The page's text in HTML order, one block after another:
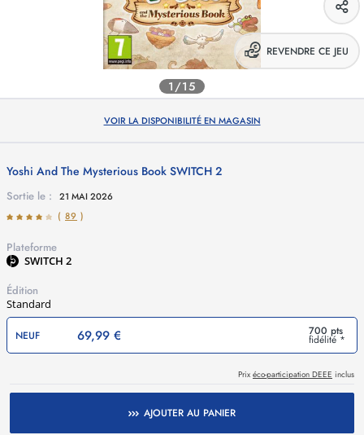
1/15
REVENDRE CE JEU
VOIR LA DISPONIBILITÉ EN MAGASIN
Yoshi And The Mysterious Book SWITCH 2
Sortie le :
21 MAI 2026
( 89 )
Plateforme
SWITCH 2
Édition
Standard
NEUF 69,99 € 700 pts
fidélité *
Prix éco-participation DEEE inclus
AJOUTER AU PANIER